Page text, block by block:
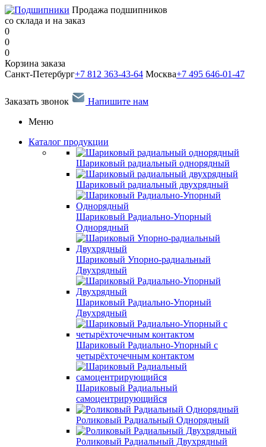
Продажа подшипников
со склада и на заказ
0
0
0
Корзина заказа
Санкт-Петербург+7 812 363-43-64 Москва+7 495 646-01-47
Заказать звонок
Напишите нам
Меню
Каталог продукции
Шариковый радиальный однорядный
Шариковый радиальный двухрядный
Шариковый Радиально-Упорный
Однорядный
Шариковый Упорно-радиальный
Двухрядный
Шариковый Радиально-Упорный
Двухрядный
Шариковый Радиально-Упорный с
четырёхточечным контактом
Шариковый Радиальный
самоцентрирующийся
Роликовый Радиальный Однорядный
Роликовый Радиальный Двухрядный